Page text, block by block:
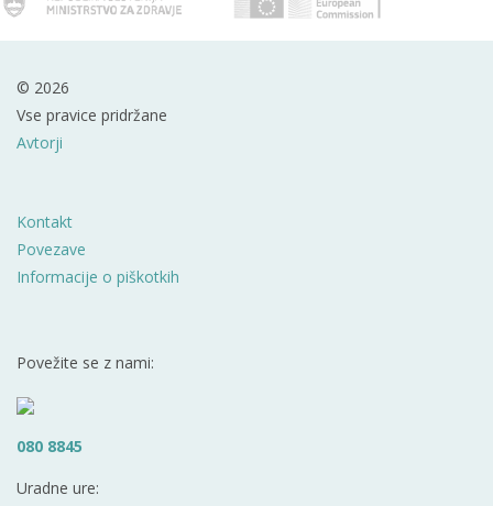
© 2026
Vse pravice pridržane
Avtorji
Kontakt
Povezave
Informacije o piškotkih
Povežite se z nami:
080 8845
Uradne ure: